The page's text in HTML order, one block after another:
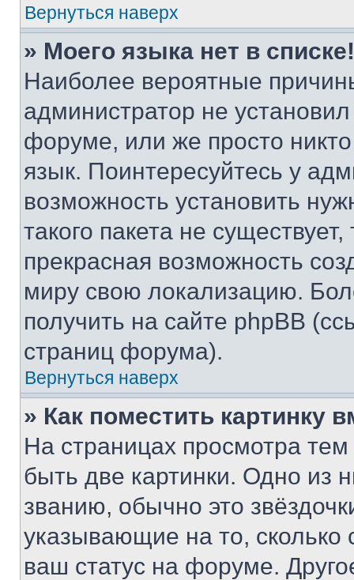
Вернуться наверх
» Моего языка нет в списке!
Наиболее вероятные
администратор не
форуме, или же просто
язык. Поинтересуйтесь у
возможность установить
такого пакета не
прекрасная возможность
миру свою локализацию.
получить на сайте phpBB
страниц форума).
Вернуться наверх
» Как поместить картинку
На страницах просмотра
быть две картинки. Одно из
званию, обычно это
указывающие на то,
ваш статус на форуме.